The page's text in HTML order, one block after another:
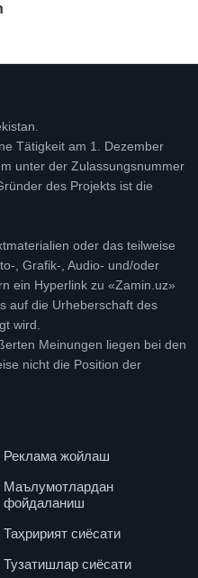
Tätigkeit am 1. Dezember
unter der Zulassungsnummer
des Projekts ist die
oder das teilweise
, Grafik-, Audio- und/oder
ein Hyperlink zu «Zamin.uz»
auf die Urheberschaft des
wird.
Meinungen liegen bei den
nicht die Position der
Реклама жойлаш
Маълумотлардан
фойдаланиш
Таҳририят сиёсати
Тузатишлар сиёсати